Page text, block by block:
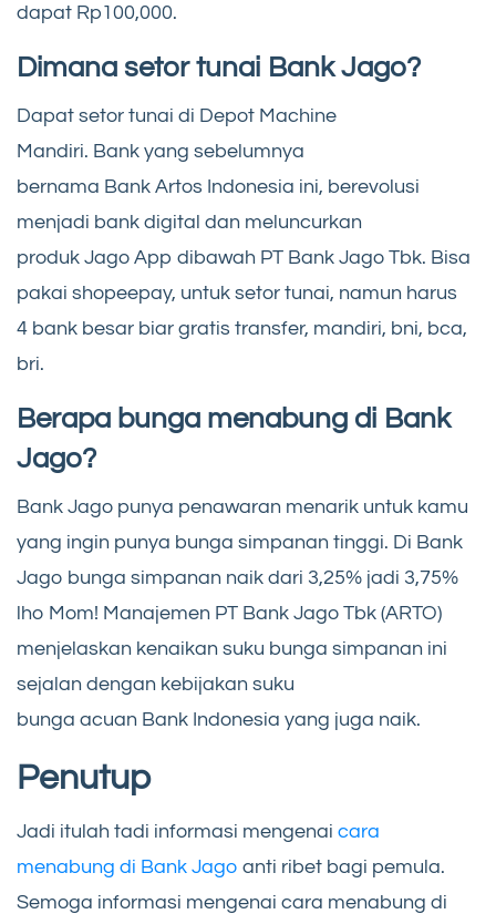
dapat Rp100,000.
Dimana setor tunai Bank Jago?
Dapat setor tunai di Depot Machine
Mandiri. Bank yang sebelumnya
bernama Bank Artos Indonesia ini, berevolusi
menjadi bank digital dan meluncurkan
produk Jago App dibawah PT Bank Jago Tbk. Bisa
pakai shopeepay, untuk setor tunai, namun harus
4 bank besar biar gratis transfer, mandiri, bni, bca,
bri.
Berapa bunga menabung di Bank
Jago?
Bank Jago punya penawaran menarik untuk kamu
yang ingin punya bunga simpanan tinggi. Di Bank
Jago bunga simpanan naik dari 3,25% jadi 3,75%
lho Mom! Manajemen PT Bank Jago Tbk (ARTO)
menjelaskan kenaikan suku bunga simpanan ini
sejalan dengan kebijakan suku
bunga acuan Bank Indonesia yang juga naik.
Penutup
Jadi itulah tadi informasi mengenai cara
menabung di Bank Jago anti ribet bagi pemula.
Semoga informasi mengenai cara menabung di